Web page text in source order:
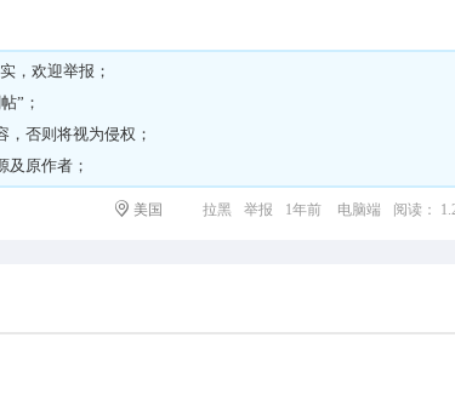
，欢迎举报；
”；
否则将视为侵权；
及原作者；
美国 拉黑 举报 1年前 电脑端 阅读：